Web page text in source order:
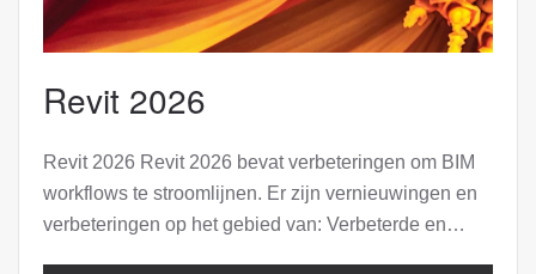
Revit 2026
Revit 2026 Revit 2026 bevat verbeteringen om BIM
workflows te stroomlijnen. Er zijn vernieuwingen en
verbeteringen op het gebied van: Verbeterde en…